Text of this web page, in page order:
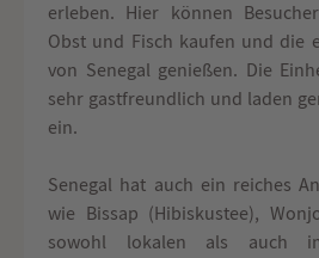
erleben. Hier können
Obst und Fisch kaufen und die
von Senegal genießen. Die
sehr gastfreundlich und laden
ein.
Senegal hat auch ein reiches
wie Bissap (Hibiskustee),
sowohl lokalen als auch